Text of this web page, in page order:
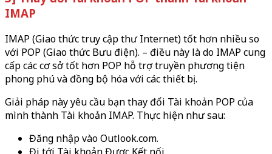
IMAP
IMAP (Giao thức truy cập thư Internet) tốt hơn nhiều so
với POP (Giao thức Bưu điện). – điều này là do IMAP cung
cấp các cơ sở tốt hơn POP hỗ trợ truyền phương tiện
phong phú và đồng bộ hóa với các thiết bị.
Giải pháp này yêu cầu bạn thay đổi Tài khoản POP của
mình thành Tài khoản IMAP. Thực hiện như sau:
Đăng nhập vào Outlook.com.